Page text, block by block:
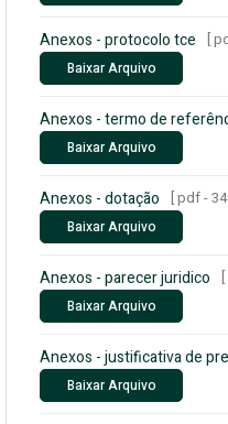
Anexos - protocolo tce [
Baixar Arquivo
Anexos - termo de
Baixar Arquivo
Anexos - dotação [ pdf -
Baixar Arquivo
Anexos - parecer juridico
Baixar Arquivo
Anexos - justificativa de
Baixar Arquivo